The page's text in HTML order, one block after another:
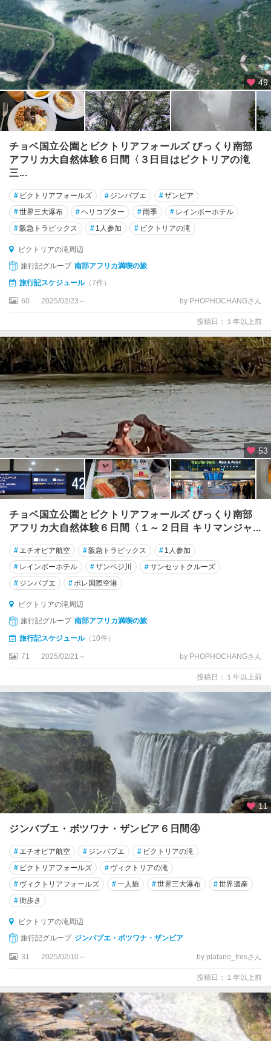
49
チョベ国立公園とビクトリアフォールズ びっくり南部
アフリカ大自然体験６日間〈３日目はビクトリアの滝
三...
# ビクトリアフォールズ # ジンバブエ #ザンビア
#世界三大瀑布 #ヘリコプター #雨季 # レインボーホテル
# 阪急トラピックス # 1人参加 # ビクトリアの滝
ビクトリアの滝周辺
旅行記グループ 南部アフリカ満喫の旅
旅行記スケジュール（7件）
60 2025/02/23～ by PHOPHOCHANGさん
投稿日：１年以上前
53
チョベ国立公園とビクトリアフォールズ びっくり南部
アフリカ大自然体験６日間〈１～２日目 キリマンジャ...
# エチオピア航空 # 阪急トラピックス # 1人参加
# レインボーホテル #ザンベジ川 #サンセットクルーズ
# ジンバブエ #ポレ国際空港
ビクトリアの滝周辺
旅行記グループ 南部アフリカ満喫の旅
旅行記スケジュール（10件）
71 2025/02/21～ by PHOPHOCHANGさん
投稿日：１年以上前
11
ジンバブエ・ボツワナ・ザンビア６日間④
# エチオピア航空 # ジンバブエ # ビクトリアの滝
# ビクトリアフォールズ # ヴィクトリアの滝
# ヴィクトリアフォールズ #一人旅 #世界三大瀑布 #世界遺産
#街歩き
ビクトリアの滝周辺
旅行記グループ ジンバブエ・ボツワナ・ザンビア
31 2025/02/10～ by platano_tresさん
投稿日：１年以上前